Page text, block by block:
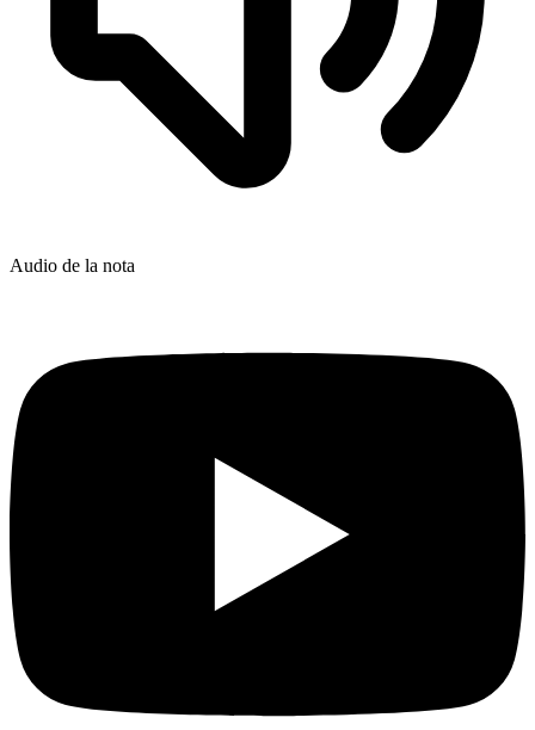
Audio de la nota